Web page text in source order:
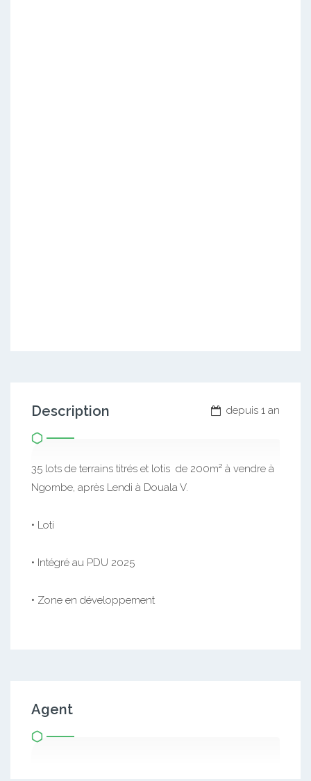
depuis 1 an
Description
35 lots de terrains titrés et lotis de 200m² à vendre à
Ngombe, après Lendi à Douala V.
• Loti
• Intégré au PDU 2025
• Zone en développement
Agent